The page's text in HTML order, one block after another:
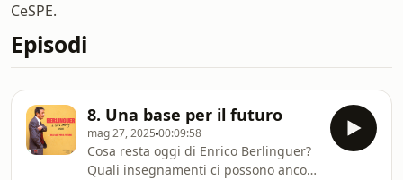
CeSPE.
Episodi
8. Una base per il futuro
mag 27, 2025 00:09:58
Cosa resta oggi di Enrico Berlinguer?
Quali insegnamenti ci possono ancora